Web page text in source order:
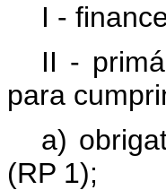
I -
II -
para
a)
(RP 1);